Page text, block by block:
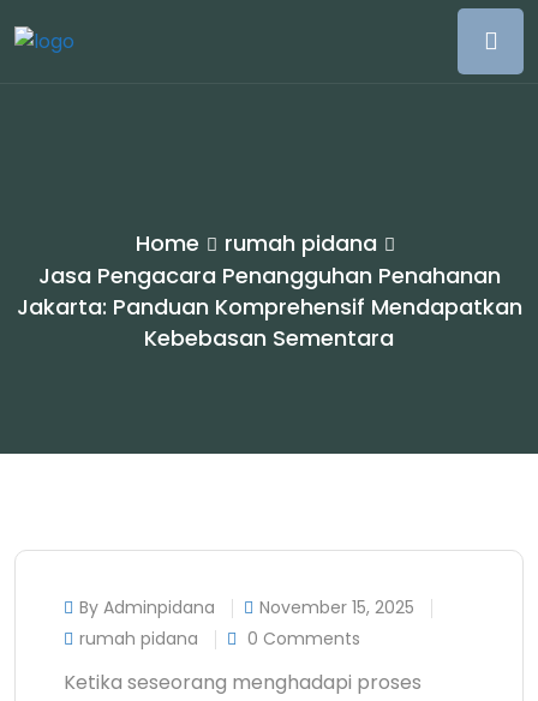
Home
rumah pidana
Jasa Pengacara Penangguhan Penahanan
Jakarta: Panduan Komprehensif Mendapatkan
Kebebasan Sementara
By Adminpidana
November 15, 2025
rumah pidana
0 Comments
Ketika seseorang menghadapi proses